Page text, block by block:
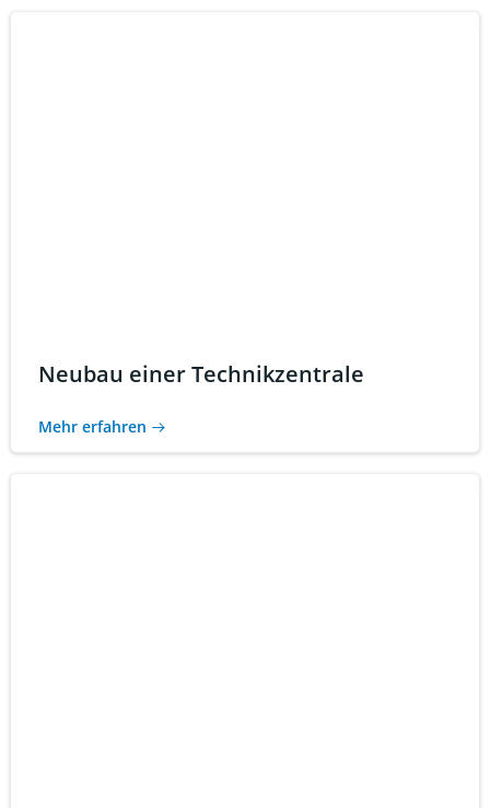
Neubau einer Technikzentrale
Mehr erfahren